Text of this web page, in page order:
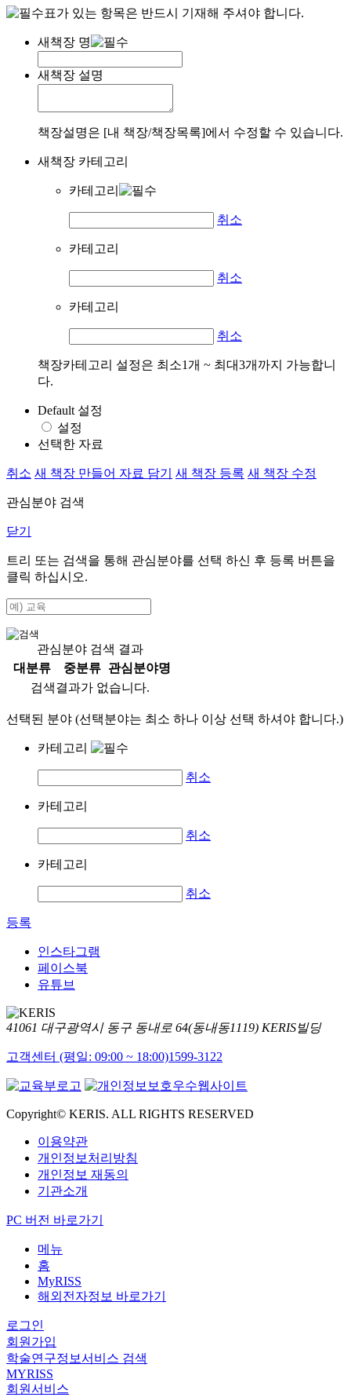
표가 있는 항목은 반드시 기재해 주셔야 합니다.
새책장 명
새책장 설명
책장설명은 [내 책장/책장목록]에서 수정할 수 있습니다.
새책장 카테고리
카테고리
취소
카테고리
취소
카테고리
취소
책장카테고리 설정은 최소1개 ~ 최대3개까지 가능합니
다.
Default 설정
설정
선택한 자료
취소 새 책장 만들어 자료 담기 새 책장 등록 새 책장 수정
관심분야 검색
닫기
트리 또는 검색을 통해 관심분야를 선택 하신 후 등록 버튼을
클릭 하십시오.
관심분야 검색 결과
대분류
중분류
관심분야명
검색결과가 없습니다.
선택된 분야 (선택분야는 최소 하나 이상 선택 하셔야 합니다.)
카테고리
취소
카테고리
취소
카테고리
취소
등록
인스타그램
페이스북
유튜브
41061 대구광역시 동구 동내로 64(동내동1119) KERIS빌딩
고객센터 (평일: 09:00 ~ 18:00)1599-3122
Copyright© KERIS. ALL RIGHTS RESERVED
이용약관
개인정보처리방침
개인정보 재동의
기관소개
PC 버전 바로가기
메뉴
홈
MyRISS
해외전자정보 바로가기
로그인
회원가입
학술연구정보서비스 검색
MYRISS
회원서비스